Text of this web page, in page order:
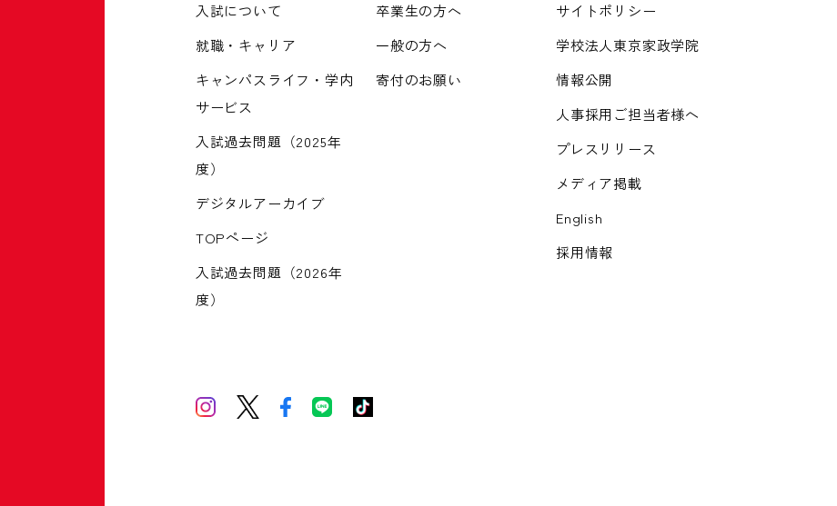
入試について
就職・キャリア
キャンパスライフ・学内
サービス
入試過去問題（2025年
度）
デジタルアーカイブ
TOPページ
入試過去問題（2026年
度）
卒業生の方へ
一般の方へ
寄付のお願い
サイトポリシー
学校法人東京家政学院
情報公開
人事採用ご担当者様へ
プレスリリース
メディア掲載
English
採用情報